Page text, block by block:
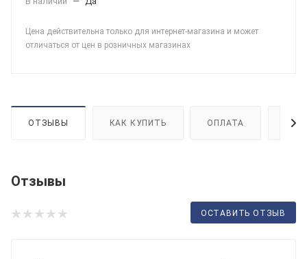
Цена действительна только для интернет-магазина и может
отличаться от цен в розничных магазинах
ОТЗЫВЫ КАК КУПИТЬ ОПЛАТА
Отзывы
ОСТАВИТЬ ОТЗЫВ